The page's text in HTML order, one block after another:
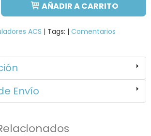
AÑADIR A CARRITO
ACS | Tags: | Comentarios
Envío